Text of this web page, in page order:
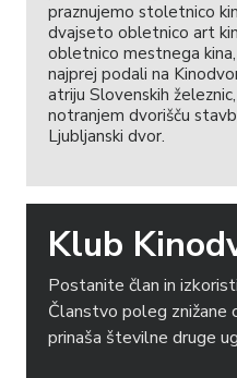
praznujemo stoletnico
dvajseto obletnico art
obletnico mestnega
najprej podali na
atriju Slovenskih
notranjem dvorišču
Ljubljanski dvor.
Klub
Postanite član in
Članstvo poleg znižane
prinaša številne druge